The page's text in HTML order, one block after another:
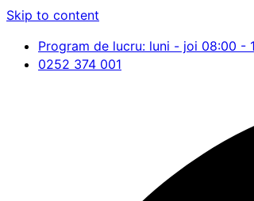
Skip to content
Program de lucru: luni - joi 08:00 -
0252 374 001